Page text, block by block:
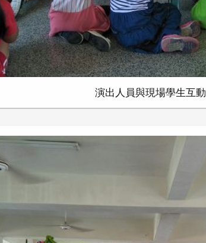
演出人員與現場學生互動